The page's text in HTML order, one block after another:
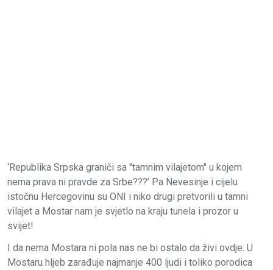
‘Republika Srpska graniči sa "tamnim vilajetom" u kojem
nema prava ni pravde za Srbe???’ Pa Nevesinje i cijelu
istočnu Hercegovinu su ONI i niko drugi pretvorili u tamni
vilajet a Mostar nam je svjetlo na kraju tunela i prozor u
svijet!
I da nema Mostara ni pola nas ne bi ostalo da živi ovdje. U
Mostaru hljeb zarađuje najmanje 400 ljudi i toliko porodica